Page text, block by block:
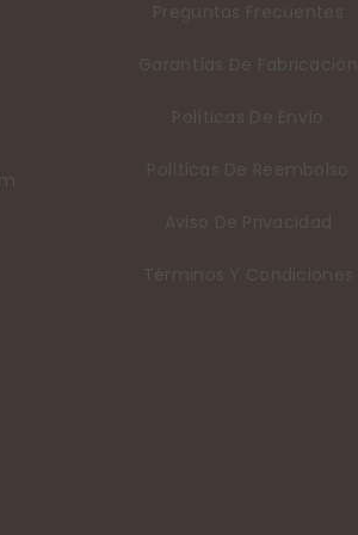
Preguntas Frecuentes
Garantías De Fabricación
Políticas De Envío
Políticas De Reembolso
Aviso De Privacidad
Términos Y Condiciones